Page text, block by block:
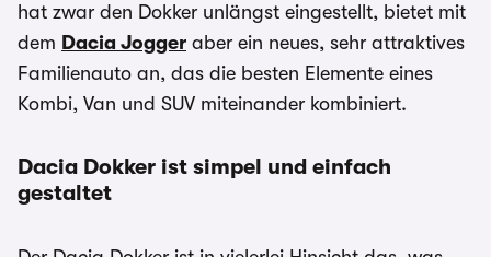
hat zwar den Dokker unlängst eingestellt, bietet mit
dem Dacia Jogger aber ein neues, sehr attraktives
Familienauto an, das die besten Elemente eines
Kombi, Van und SUV miteinander kombiniert.
Dacia Dokker ist simpel und einfach
gestaltet